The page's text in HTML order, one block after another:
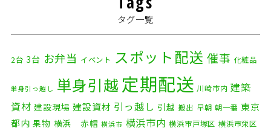
2026年1月
2025年11月(4)
2025年10月(9)
2025年9月
2025年8月(2)
タグ一覧
2台 3台 お弁当 イベント スポット配送 催事 化粧品
単身引っ越し 単身引越 定期配送 川崎市内 建築
資材 建設現場 建設資材 引っ越し 引越 搬出 早朝 朝一番 東京
都内 果物 横浜 赤帽 横浜市 横浜市内 横浜市戸塚区 横浜市栄区